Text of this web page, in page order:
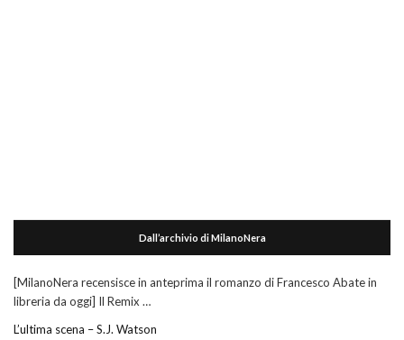
Dall’archivio di MilanoNera
[MilanoNera recensisce in anteprima il romanzo di Francesco Abate in
libreria da oggi] Il Remix …
L’ultima scena – S.J. Watson